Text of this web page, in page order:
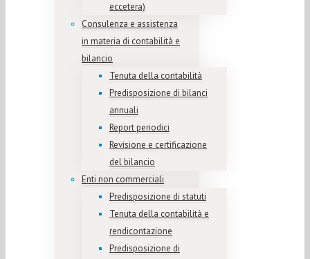
eccetera)
Consulenza e assistenza
in materia di contabilità e
bilancio
Tenuta della contabilità
Predisposizione di bilanci
annuali
Report periodici
Revisione e certificazione
del bilancio
Enti non commerciali
Predisposizione di statuti
Tenuta della contabilità e
rendicontazione
Predisposizione di